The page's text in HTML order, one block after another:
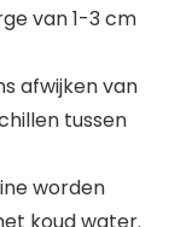
van 1-3 cm
afwijken van
tussen
worden
koud water.